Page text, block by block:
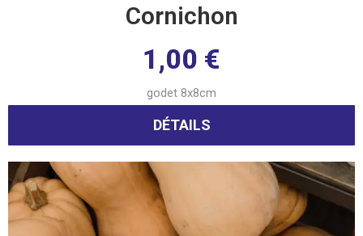
Cornichon
1,00 €
godet 8x8cm
DÉTAILS